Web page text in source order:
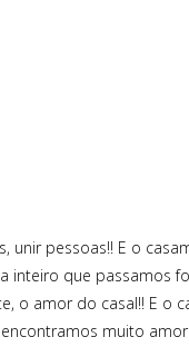
pessoas!! E o
inteiro que passamos
o amor do casal!! E o
muito